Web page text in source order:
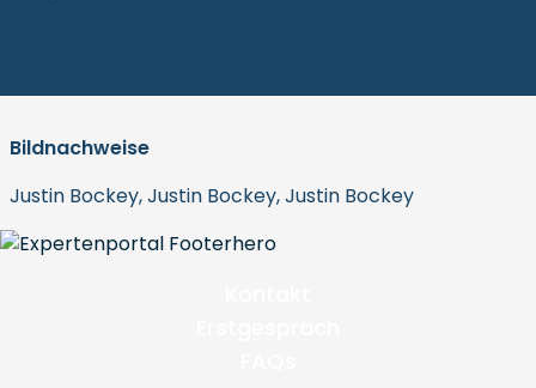
Bildnachweise
Justin Bockey, Justin Bockey, Justin Bockey